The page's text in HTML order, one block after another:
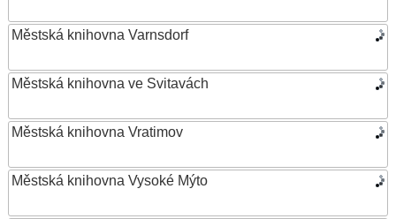
Městská knihovna Varnsdorf
Městská knihovna ve Svitavách
Městská knihovna Vratimov
Městská knihovna Vysoké Mýto